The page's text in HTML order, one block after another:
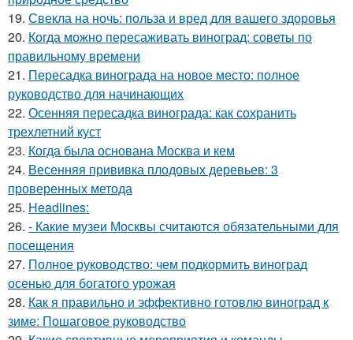
19. Свекла на ночь: польза и вред для вашего здоровья
20. Когда можно пересаживать виноград: советы по
правильному времени
21. Пересадка винограда на новое место: полное
руководство для начинающих
22. Осенняя пересадка винограда: как сохранить
трехлетний куст
23. Когда была основана Москва и кем
24. Весенняя прививка плодовых деревьев: 3
проверенных метода
25. Headlines:
26. - Какие музеи Москвы считаются обязательными для
посещения
27. Полное руководство: чем подкормить виноград
осенью для богатого урожая
28. Как я правильно и эффективно готовлю виноград к
зиме: Пошаговое руководство